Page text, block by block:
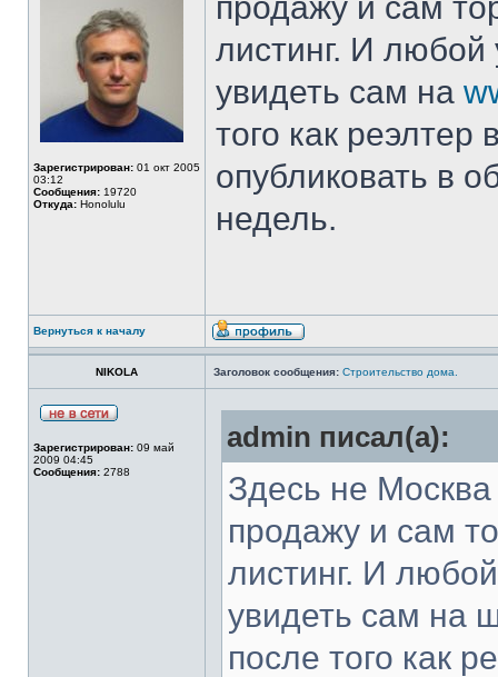
Зарегистрирован: 01 окт 2005
03:12
Сообщения: 19720
Откуда: Honolulu
листинг. И любой
увидеть сам на
того как реэлтер
опубликовать в
недель.
Вернуться к началу
NIKOLA Заголовок сообщения: Строительство дома.
Зарегистрирован: 09 май
2009 04:45
Сообщения: 2788
admin писал(а):
Здесь не Москва
продажу и сам
листинг. И
увидеть сам на
после того как